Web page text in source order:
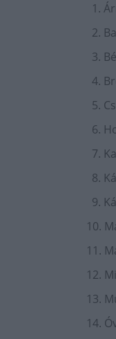
1.
2.
3. Béri
4. Bródy
5.
6.
7.
8.
9.
10.
11.
12.
13.
14.